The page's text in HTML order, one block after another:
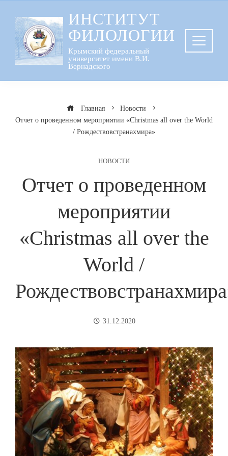
содержанию
ИНСТИТУТ
ФИЛОЛОГИИ
Крымский федеральный
университет имени В.И.
Вернадского
Главная
Новости
Отчет о проведенном мероприятии «Christmas all over the World
/ Рождествовстранахмира»
НОВОСТИ
Отчет о проведенном
мероприятии
«Christmas all over the
World /
31.12.2020